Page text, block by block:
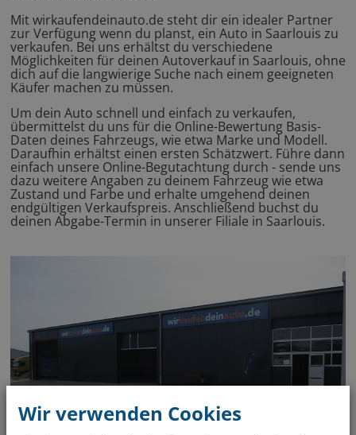
Mit wirkaufendeinauto.de steht dir ein idealer Partner
zur Verfügung wenn du planst, ein Auto in Saarlouis zu
verkaufen. Bei uns erhältst du verschiedene
Möglichkeiten für deinen Autoverkauf in Saarlouis, ohne
dich auf die langwierige Suche nach einem geeigneten
Käufer machen zu müssen.
Um dein Auto schnell und einfach zu verkaufen,
übermittelst du uns für die Online-Bewertung Basis-
Daten deines Fahrzeugs, wie etwa Marke und Modell.
Daraufhin erhältst einen ersten Schätzwert. Führe dann
einfach unsere Online-Begutachtung durch - sende uns
dazu weitere Angaben zu deinem Fahrzeug wie etwa
Zustand und Farbe und erhalte umgehend deinen
endgültigen Verkaufspreis. Anschließend buchst du
deinen Abgabe-Termin in unserer Filiale in Saarlouis.
Wir verwenden Cookies